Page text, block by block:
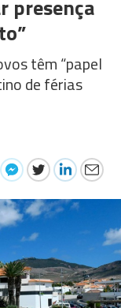
presença
têm “papel
de férias